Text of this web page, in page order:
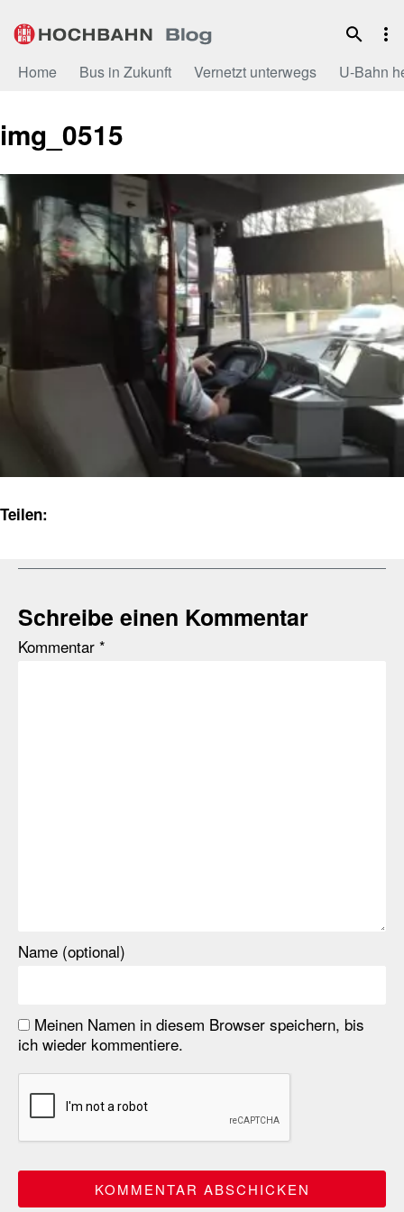
Inhalt
Home Bus in Zukunft Vernetzt unterwegs U-Bahn
img_0515
Teilen:
Schreibe einen Kommentar
Kommentar *
Name (optional)
Meinen Namen in diesem Browser speichern, bis
ich wieder kommentiere.